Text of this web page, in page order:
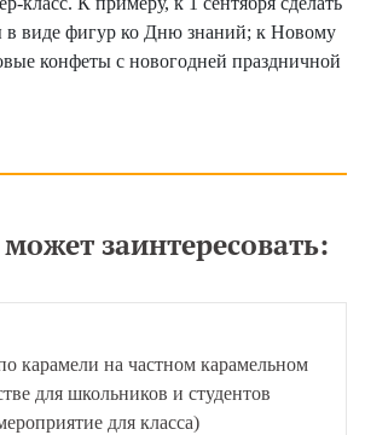
виде фигур ко Дню знаний; к Новому
конфеты с новогодней праздничной
отзыв
заинтересовать:
карамели на частном карамельном
для школьников и студентов
для класса)